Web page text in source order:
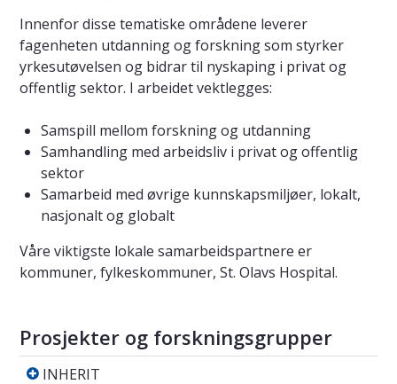
Innenfor disse tematiske områdene leverer
fagenheten utdanning og forskning som styrker
yrkesutøvelsen og bidrar til nyskaping i privat og
offentlig sektor. I arbeidet vektlegges:
Samspill mellom forskning og utdanning
Samhandling med arbeidsliv i privat og offentlig
sektor
Samarbeid med øvrige kunnskapsmiljøer, lokalt,
nasjonalt og globalt
Våre viktigste lokale samarbeidspartnere er
kommuner, fylkeskommuner, St. Olavs Hospital.
Prosjekter og forskningsgrupper
INHERIT
INHERIT